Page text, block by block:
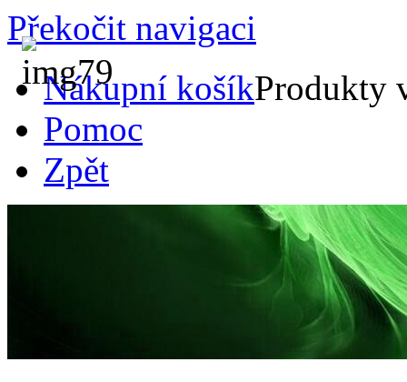
Překočit navigaci
Nákupní košíkProdukty
Pomoc
Zpět